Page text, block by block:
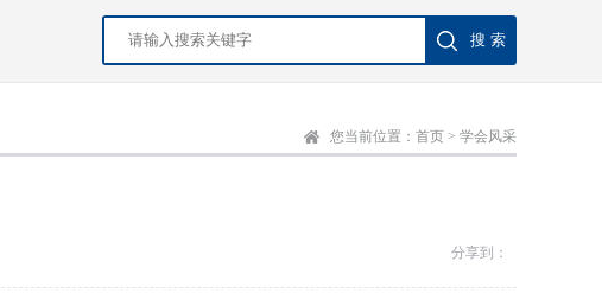
您当前位置： 首页 > 学会风采
分享到：